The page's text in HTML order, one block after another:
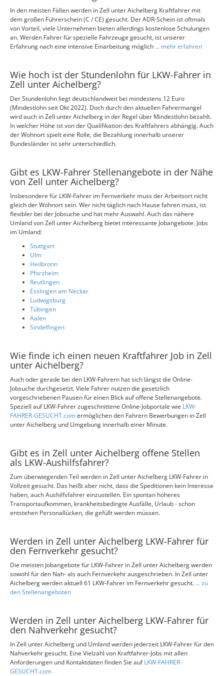
In den meisten Fällen werden in Zell unter Aichelberg Kraftfahrer mit
dem großen Führerschein (C / CE) gesucht. Der ADR-Schein ist oftmals
von Vorteil, viele Unternehmen bieten allerdings kostenlose Schulungen
an. Werden Fahrer für spezielle Fahrzeuge gesucht, ist unserer
Erfahrung nach eine intensive Einarbeitung möglich ... mehr erfahren
Wie hoch ist der Stundenlohn für LKW-Fahrer in
Zell unter Aichelberg?
Der Stundenlohn liegt deutschlandweit bei mindestens 12 Euro
(Mindestlohn seit Okt 2022). Doch durch den aktuellen Fahrermangel
wird auch in Zell unter Aichelberg in der Regel über Mindestlohn bezahlt.
In welcher Höhe ist von der Qualifikation des Kraftfahrers abhängig. Auch
der Wohnort spielt eine Rolle, die Bezahlung innerhalb unserer
Bundesländer ist sehr unterschiedlich.
Gibt es LKW-Fahrer Stellenangebote in der Nähe
von Zell unter Aichelberg?
Insbesondere für LKW-Fahrer im Fernverkehr muss der Arbeitsort nicht
gleich der Wohnort sein. Wer nicht täglich nach Hause fahren muss, ist
flexibler bei der Jobsuche und hat mehr Auswahl. Auch das nähere
Umland von Zell unter Aichelberg bietet interessante Jobangebote. Jobs
im Umland:
Stuttgart
Ulm
Heilbronn
Pforzheim
Reutlingen
Esslingen am Neckar
Ludwigsburg
Tübingen
Aalen
Sindelfingen
Wie finde ich einen neuen Kraftfahrer Job in Zell
unter Aichelberg?
Auch oder gerade bei den LKW-Fahrern hat sich längst die Online-
Jobsuche durchgesetzt. Viele Fahrer nutzen die gesetzlich
vorgeschriebenen Pausen für einen Blick auf offene Stellenangebote.
Speziell auf LKW-Fahrer zugeschnittene Online-Jobportale wie LKW-
FAHRER-GESUCHT.comermöglichen den Fahrern Bewerbungen in Zell
unter Aichelberg und Umgebung innerhalb einer Minute.
Gibt es in Zell unter Aichelberg offene Stellen
als LKW-Aushilfsfahrer?
Zum überwiegenden Teil werden in Zell unter Aichelberg LKW-Fahrer in
Vollzeit gesucht. Das heißt aber nicht, dass die Speditionen kein Interesse
haben, auch Aushilfsfahrer einzustellen. Ein spontan höheres
Transportaufkommen, krankheitsbedingte Ausfälle, Urlaub - schon
entstehen Personallücken, die gefüllt werden müssen.
Werden in Zell unter Aichelberg LKW-Fahrer für
den Fernverkehr gesucht?
Die meisten Jobangebote für LKW-Fahrer in Zell unter Aichelberg werden
sowohl für den Nah- als auch Fernverkehr ausgeschrieben. In Zell unter
Aichelberg werden aktuell 61 LKW-Fahrer im Fernverkehr gesucht. ... zu
den Stellenangeboten
Werden in Zell unter Aichelberg LKW-Fahrer für
den Nahverkehr gesucht?
In Zell unter Aichelberg und Umland werden jederzeit LKW-Fahrer für den
Nahverkehr gesucht. Eine Vielzahl von Kraftfahrer-Jobs mit allen
Anforderungen und Kontaktdaten finden Sie aufLKW-FAHRER-
GESUCHT.com